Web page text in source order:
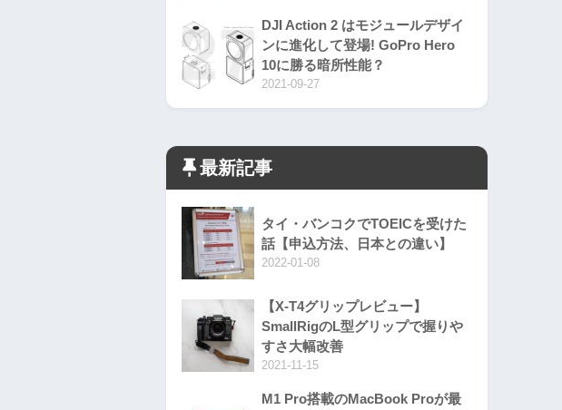
DJI Action 2 はモジュールデザイ
ンに進化して登場! GoPro Hero
10に勝る暗所性能？
2021-09-27
最新記事
タイ・バンコクでTOEICを受けた
話【申込方法、日本との違い】
2022-01-08
【X-T4グリップレビュー】
SmallRigのL型グリップで握りや
すさ大幅改善
2021-11-15
M1 Pro搭載のMacBook Proが最